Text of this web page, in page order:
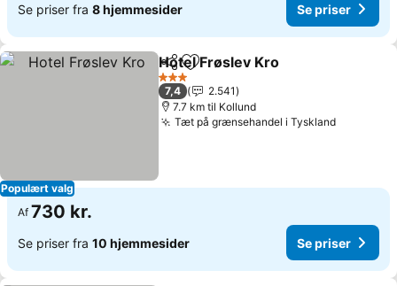
Se priser fra 8 hjemmesider Se priser
Populært valg
Del Føj til favoritter
Hotel Frøslev Kro
3 Stjerner
7,4
2.541
7.7 km til Kollund
Tæt på grænsehandel i Tyskland
Af 730 kr.
Se priser fra 10 hjemmesider Se priser